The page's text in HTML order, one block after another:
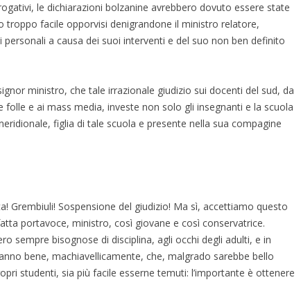
le dichiarazioni bolzanine avrebbero dovuto essere state
troppo facile opporvisi denigrandone il ministro relatore,
a causa dei suoi interventi e del suo non ben definito
ministro, che tale irrazionale giudizio sui docenti del sud, da
e ai mass media, investe non solo gli insegnanti e la scuola
figlia di tale scuola e presente nella sua compagine
Sospensione del giudizio! Ma sì, accettiamo questo
portavoce, ministro, così giovane e così conservatrice.
sempre bisognose di disciplina, agli occhi degli adulti, e in
bene, machiavellicamente, che, malgrado sarebbe bello
studenti, sia più facile esserne temuti: l’importante è ottenere